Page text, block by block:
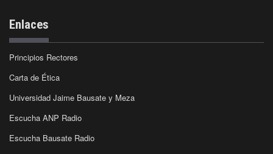
Enlaces
Principios Rectores
Carta de Ética
Universidad Jaime Bausate y Meza
Escucha ANP Radio
Escucha Bausate Radio